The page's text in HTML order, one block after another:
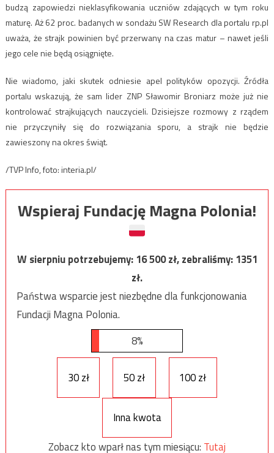
budzą zapowiedzi nieklasyfikowania uczniów zdających w tym roku
maturę. Aż 62 proc. badanych w sondażu SW Research dla portalu rp.pl
uważa, że strajk powinien być przerwany na czas matur – nawet jeśli
jego cele nie będą osiągnięte.
Nie wiadomo, jaki skutek odniesie apel polityków opozycji. Źródła
portalu wskazują, że sam lider ZNP Sławomir Broniarz może już nie
kontrolować strajkujących nauczycieli. Dzisiejsze rozmowy z rządem
nie przyczyniły się do rozwiązania sporu, a strajk nie będzie
zawieszony na okres świąt.
/TVP Info, foto: interia.pl/
Wspieraj Fundację Magna Polonia!
W sierpniu potrzebujemy:16 500zł, zebraliśmy:1351
zł.
Państwa wsparcie jest niezbędne dla funkcjonowania
Fundacji Magna Polonia.
8%
30 zł 50 zł 100 zł
Inna kwota
Zobacz kto wparł nas tym miesiącu: Tutaj